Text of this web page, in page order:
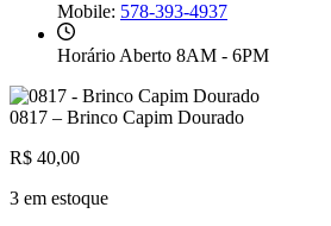
Mobile: 578-393-4937
Horário Aberto 8AM - 6PM
0817 – Brinco Capim Dourado
R$ 40,00
3 em estoque